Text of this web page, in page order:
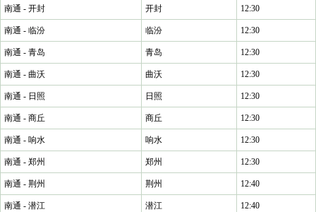
南通 - 开封 开封 12:30
南通 - 临汾 临汾 12:30
南通 - 青岛 青岛 12:30
南通 - 曲沃 曲沃 12:30
南通 - 日照 日照 12:30
南通 - 商丘 商丘 12:30
南通 - 响水 响水 12:30
南通 - 郑州 郑州 12:30
南通 - 荆州 荆州 12:40
南通 - 潜江 潜江 12:40